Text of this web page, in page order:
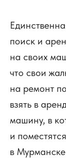
поиск и
на своих
что свои
на ремонт
взять в
машину, в
и
в